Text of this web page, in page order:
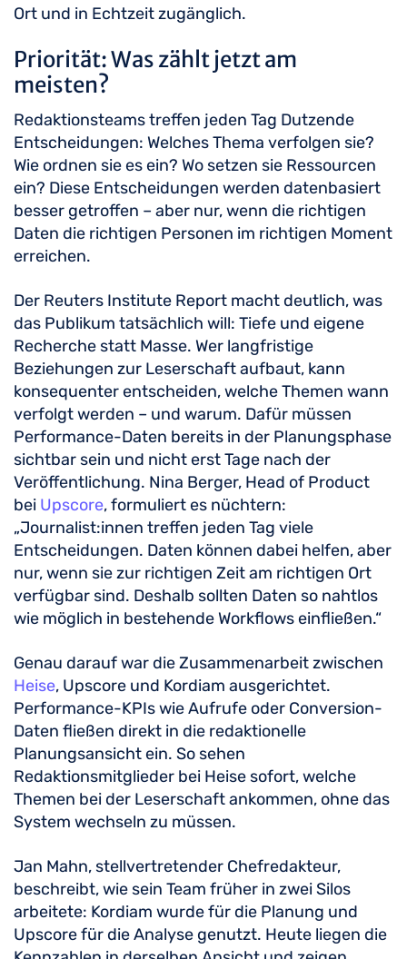
Ort und in Echtzeit zugänglich.
Priorität: Was zählt jetzt am
meisten?
Redaktionsteams treffen jeden Tag Dutzende
Entscheidungen: Welches Thema verfolgen sie?
Wie ordnen sie es ein? Wo setzen sie Ressourcen
ein? Diese Entscheidungen werden datenbasiert
besser getroffen – aber nur, wenn die richtigen
Daten die richtigen Personen im richtigen Moment
erreichen.
Der Reuters Institute Report macht deutlich, was
das Publikum tatsächlich will: Tiefe und eigene
Recherche statt Masse. Wer langfristige
Beziehungen zur Leserschaft aufbaut, kann
konsequenter entscheiden, welche Themen wann
verfolgt werden – und warum. Dafür müssen
Performance-Daten bereits in der Planungsphase
sichtbar sein und nicht erst Tage nach der
Veröffentlichung. Nina Berger, Head of Product
bei Upscore, formuliert es nüchtern:
„Journalist:innen treffen jeden Tag viele
Entscheidungen. Daten können dabei helfen, aber
nur, wenn sie zur richtigen Zeit am richtigen Ort
verfügbar sind. Deshalb sollten Daten so nahtlos
wie möglich in bestehende Workflows einfließen.“
Genau darauf war die Zusammenarbeit zwischen
Heise, Upscore und Kordiam ausgerichtet.
Performance-KPIs wie Aufrufe oder Conversion-
Daten fließen direkt in die redaktionelle
Planungsansicht ein. So sehen
Redaktionsmitglieder bei Heise sofort, welche
Themen bei der Leserschaft ankommen, ohne das
System wechseln zu müssen.
Jan Mahn, stellvertretender Chefredakteur,
beschreibt, wie sein Team früher in zwei Silos
arbeitete: Kordiam wurde für die Planung und
Upscore für die Analyse genutzt. Heute liegen die